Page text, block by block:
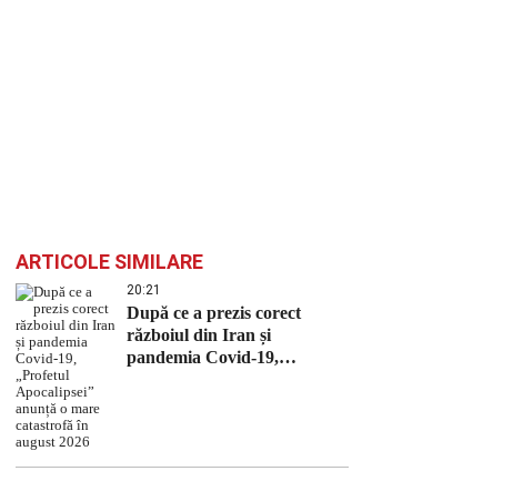
ARTICOLE SIMILARE
20:21
După ce a prezis corect
războiul din Iran și
pandemia Covid-19,